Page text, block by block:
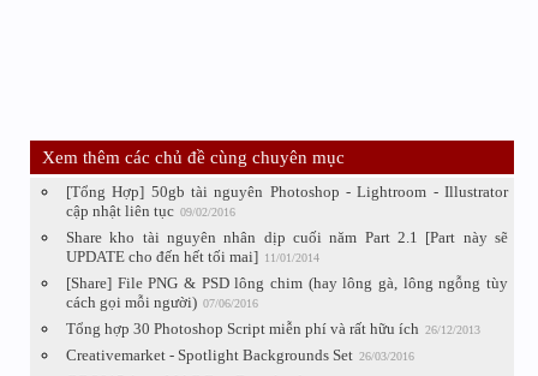
Xem thêm các chủ đề cùng chuyên mục
[Tổng Hợp] 50gb tài nguyên Photoshop - Lightroom - Illustrator
cập nhật liên tục 09/02/2016
Share kho tài nguyên nhân dịp cuối năm Part 2.1 [Part này sẽ
UPDATE cho đến hết tối mai] 11/01/2014
[Share] File PNG & PSD lông chim (hay lông gà, lông ngỗng tùy
cách gọi mỗi người) 07/06/2016
Tổng hợp 30 Photoshop Script miễn phí và rất hữu ích 26/12/2013
Creativemarket - Spotlight Backgrounds Set 26/03/2016